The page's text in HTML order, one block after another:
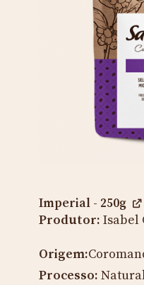
Imperial - 250g
Produtor:Isabel
Origem:
Processo: